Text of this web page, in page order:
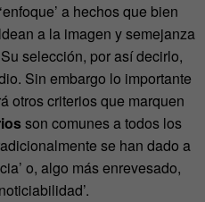
a hechos que bien
a la imagen y semejanza
selección, por así decirlo,
Sin embargo lo importante
otros criterios que marquen
son comunes a todos los
se han dado a
o, algo más enrevesado,